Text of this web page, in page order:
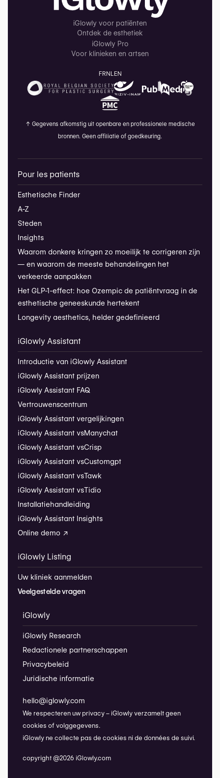
iGlowly voor patiënten
Ontdek de esthetiek
iGlowly Pro
Voor klinieken en artsen
FRNLEN
↑ Gegevens afkomstig uit openbare en professionele medische
bronnen. Geen affiliatie of goedkeuring.
Pour les patients
Esthetische Finder
A-Z
Steden
Insights
Waarom donkere kringen zo moeilijk te corrigeren zijn
— en waarom de meeste behandelingen het
verkeerde aanpakken
Het GLP-1-effect: hoe Ozempic de patiëntvraag in de
esthetische geneeskunde hertekent
Longevity aesthetics, helder gedefinieerd
iGlowly Assistant
Introductie van iGlowly Assistant
iGlowly Assistant prijzen
iGlowly Assistant FAQ
Vertrouwenscentrum
iGlowly Assistant vergelijkingen
iGlowly Assistant vsManychat
iGlowly Assistant vsCrisp
iGlowly Assistant vsCustomgpt
iGlowly Assistant vsTawk
iGlowly Assistant vsTidio
Installatiehandleiding
iGlowly Assistant Insights
Online demo ↗
iGlowly Listing
Uw kliniek aanmelden
Veelgestelde vragen
iGlowly
iGlowly Research
Redactionele partnerschappen
Privacybeleid
Juridische informatie
hello@iglowly.com
We respecteren uw privacy – iGlowly verzamelt geen
cookies of volggegevens.
iGlowly ne collecte pas de cookies ni de données de suivi.
copyright @2026 iGlowly.com